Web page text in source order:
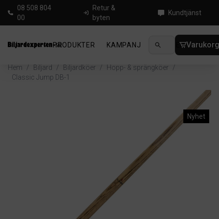
08 508 804
00
Retur &
byten
Kundtjänst
PRODUKTER KAMPANJ NYHETER
Hem / Biljard / Biljardköer / Hopp- & sprängköer
/
Classic Jump DB-1
Nyhet